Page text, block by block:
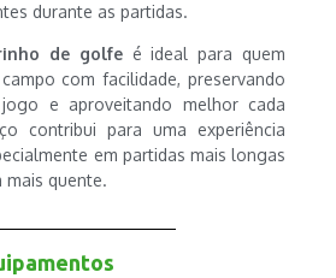
durante as partidas.
de golfeé ideal para quem
com facilidade, preservando
e aproveitando melhor cada
contribui para uma experiência
em partidas mais longas
mais quente.